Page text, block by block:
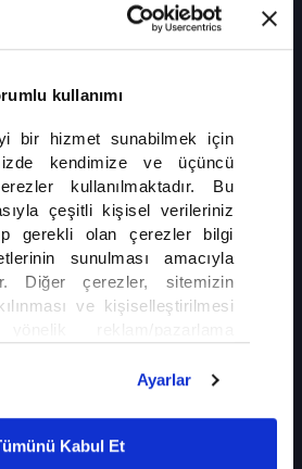
kullanımı
bir hizmet sunabilmek için
kendimize ve üçüncü
kullanılmaktadır. Bu
çeşitli kişisel verileriniz
gerekli olan çerezler bilgi
sunulması amacıyla
Diğer çerezler, sitemizin
ve kişiselleştirilmesi
dahilinde kullanılacaktır.
Çerezlere ilişkin
Ayarlar butonuna tıklayabilir,
Ayarlar
Kabul Et
öldürülen 12 yaşındaki bir kız
soruşturmada yeni bir adım atıldı.
bulundu.
Hüzünlü Dönüş Yolculuğu